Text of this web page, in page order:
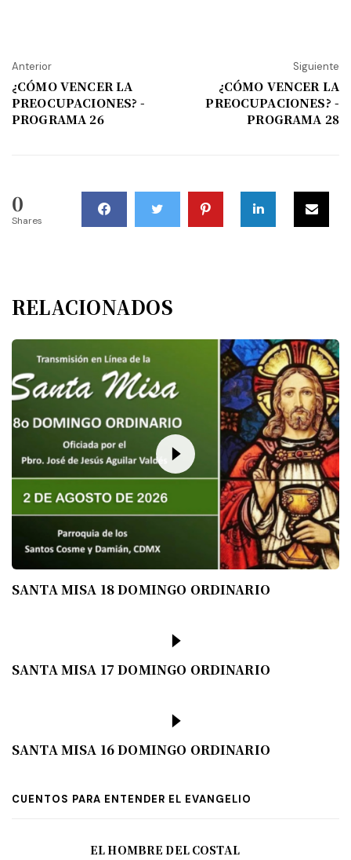
Anterior
¿CÓMO VENCER LA
PREOCUPACIONES? -
PROGRAMA 26
Siguiente
¿CÓMO VENCER LA
PREOCUPACIONES? -
PROGRAMA 28
0
Shares
RELACIONADOS
SANTA MISA 18 DOMINGO ORDINARIO
SANTA MISA 17 DOMINGO ORDINARIO
SANTA MISA 16 DOMINGO ORDINARIO
CUENTOS PARA ENTENDER EL EVANGELIO
EL HOMBRE DEL COSTAL